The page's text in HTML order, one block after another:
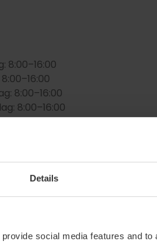
Details
social media features and
8:00–16:00
8:00–16:00
8:00–16:00
prijs